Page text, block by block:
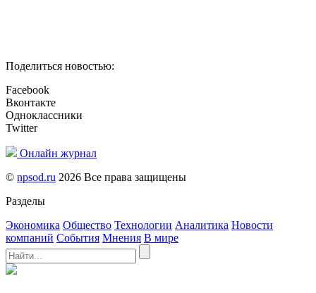
Поделиться новостью:
Facebook
Вконтакте
Одноклассники
Twitter
Онлайн журнал
© npsod.ru 2026 Все права защищены
Разделы
Экономика Общество Технологии Аналитика Новости
компаний События Мнения В мире